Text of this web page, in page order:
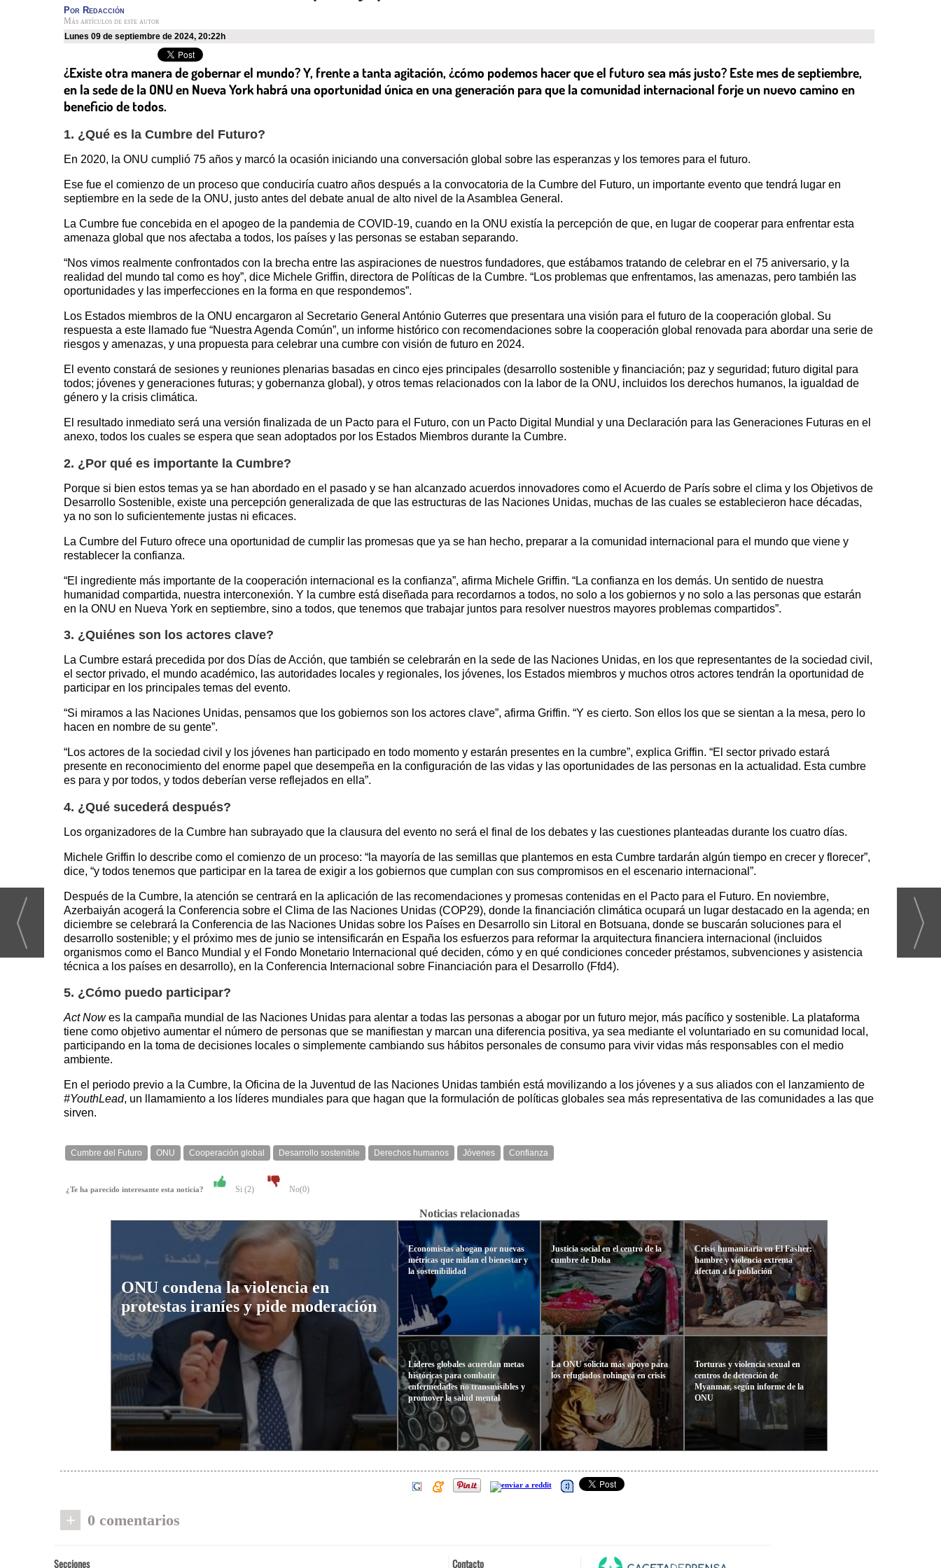
Por Redacción
Más artículos de este autor
lunes 09 de septiembre de 2024, 20:22h
¿Existe otra manera de gobernar el mundo? Y, frente a tanta agitación, ¿cómo podemos hacer que el futuro sea más justo? Este mes de septiembre,
en la sede de la ONU en Nueva York habrá una oportunidad única en una generación para que la comunidad internacional forje un nuevo camino en
beneficio de todos.
1. ¿Qué es la Cumbre del Futuro?
En 2020, la ONU cumplió 75 años y marcó la ocasión iniciando una conversación global sobre las esperanzas y los temores para el futuro.
Ese fue el comienzo de un proceso que conduciría cuatro años después a la convocatoria de la Cumbre del Futuro, un importante evento que tendrá lugar en
septiembre en la sede de la ONU, justo antes del debate anual de alto nivel de la Asamblea General.
La Cumbre fue concebida en el apogeo de la pandemia de COVID-19, cuando en la ONU existía la percepción de que, en lugar de cooperar para enfrentar esta
amenaza global que nos afectaba a todos, los países y las personas se estaban separando.
“Nos vimos realmente confrontados con la brecha entre las aspiraciones de nuestros fundadores, que estábamos tratando de celebrar en el 75 aniversario, y la
realidad del mundo tal como es hoy”, dice Michele Griffin, directora de Políticas de la Cumbre. “Los problemas que enfrentamos, las amenazas, pero también las
oportunidades y las imperfecciones en la forma en que respondemos”.
Los Estados miembros de la ONU encargaron al Secretario General António Guterres que presentara una visión para el futuro de la cooperación global. Su
respuesta a este llamado fue “Nuestra Agenda Común”, un informe histórico con recomendaciones sobre la cooperación global renovada para abordar una serie de
riesgos y amenazas, y una propuesta para celebrar una cumbre con visión de futuro en 2024.
El evento constará de sesiones y reuniones plenarias basadas en cinco ejes principales (desarrollo sostenible y financiación; paz y seguridad; futuro digital para
todos; jóvenes y generaciones futuras; y gobernanza global), y otros temas relacionados con la labor de la ONU, incluidos los derechos humanos, la igualdad de
género y la crisis climática.
El resultado inmediato será una versión finalizada de un Pacto para el Futuro, con un Pacto Digital Mundial y una Declaración para las Generaciones Futuras en el
anexo, todos los cuales se espera que sean adoptados por los Estados Miembros durante la Cumbre.
2. ¿Por qué es importante la Cumbre?
Porque si bien estos temas ya se han abordado en el pasado y se han alcanzado acuerdos innovadores como el Acuerdo de París sobre el clima y los Objetivos de
Desarrollo Sostenible, existe una percepción generalizada de que las estructuras de las Naciones Unidas, muchas de las cuales se establecieron hace décadas,
ya no son lo suficientemente justas ni eficaces.
La Cumbre del Futuro ofrece una oportunidad de cumplir las promesas que ya se han hecho, preparar a la comunidad internacional para el mundo que viene y
restablecer la confianza.
“El ingrediente más importante de la cooperación internacional es la confianza”, afirma Michele Griffin. “La confianza en los demás. Un sentido de nuestra
humanidad compartida, nuestra interconexión. Y la cumbre está diseñada para recordarnos a todos, no solo a los gobiernos y no solo a las personas que estarán
en la ONU en Nueva York en septiembre, sino a todos, que tenemos que trabajar juntos para resolver nuestros mayores problemas compartidos”.
3. ¿Quiénes son los actores clave?
La Cumbre estará precedida por dos Días de Acción, que también se celebrarán en la sede de las Naciones Unidas, en los que representantes de la sociedad civil,
el sector privado, el mundo académico, las autoridades locales y regionales, los jóvenes, los Estados miembros y muchos otros actores tendrán la oportunidad de
participar en los principales temas del evento.
“Si miramos a las Naciones Unidas, pensamos que los gobiernos son los actores clave”, afirma Griffin. “Y es cierto. Son ellos los que se sientan a la mesa, pero lo
hacen en nombre de su gente”.
“Los actores de la sociedad civil y los jóvenes han participado en todo momento y estarán presentes en la cumbre”, explica Griffin. “El sector privado estará
presente en reconocimiento del enorme papel que desempeña en la configuración de las vidas y las oportunidades de las personas en la actualidad. Esta cumbre
es para y por todos, y todos deberían verse reflejados en ella”.
4. ¿Qué sucederá después?
Los organizadores de la Cumbre han subrayado que la clausura del evento no será el final de los debates y las cuestiones planteadas durante los cuatro días.
Michele Griffin lo describe como el comienzo de un proceso: “la mayoría de las semillas que plantemos en esta Cumbre tardarán algún tiempo en crecer y florecer”,
dice, “y todos tenemos que participar en la tarea de exigir a los gobiernos que cumplan con sus compromisos en el escenario internacional”.
Después de la Cumbre, la atención se centrará en la aplicación de las recomendaciones y promesas contenidas en el Pacto para el Futuro. En noviembre,
Azerbaiyán acogerá la Conferencia sobre el Clima de las Naciones Unidas (COP29), donde la financiación climática ocupará un lugar destacado en la agenda; en
diciembre se celebrará la Conferencia de las Naciones Unidas sobre los Países en Desarrollo sin Litoral en Botsuana, donde se buscarán soluciones para el
desarrollo sostenible; y el próximo mes de junio se intensificarán en España los esfuerzos para reformar la arquitectura financiera internacional (incluidos
organismos como el Banco Mundial y el Fondo Monetario Internacional qué deciden, cómo y en qué condiciones conceder préstamos, subvenciones y asistencia
técnica a los países en desarrollo), en la Conferencia Internacional sobre Financiación para el Desarrollo (Ffd4).
5. ¿Cómo puedo participar?
Act Nowes la campaña mundial de las Naciones Unidas para alentar a todas las personas a abogar por un futuro mejor, más pacífico y sostenible. La plataforma
tiene como objetivo aumentar el número de personas que se manifiestan y marcan una diferencia positiva, ya sea mediante el voluntariado en su comunidad local,
participando en la toma de decisiones locales o simplemente cambiando sus hábitos personales de consumo para vivir vidas más responsables con el medio
ambiente.
En el periodo previo a la Cumbre, la Oficina de la Juventud de las Naciones Unidas también está movilizando a los jóvenes y a sus aliados con el lanzamiento de
#YouthLead, un llamamiento a los líderes mundiales para que hagan que la formulación de políticas globales sea más representativa de las comunidades a las que
sirven.
Cumbre del Futuro ONU Cooperación global Desarrollo sostenible Derechos humanos Jóvenes Confianza
¿Te ha parecido interesante esta noticia? Si (2) No(0)
Noticias relacionadas
ONU condena la violencia en
protestas iraníes y pide moderación
Economistas abogan por nuevas
métricas que midan el bienestar y
la sostenibilidad
Líderes globales acuerdan metas
históricas para combatir
enfermedades no transmisibles y
promover la salud mental
Justicia social en el centro de la
cumbre de Doha
La ONU solicita más apoyo para
los refugiados rohingya en crisis
Crisis humanitaria en El Fasher:
hambre y violencia extrema
afectan a la población
Torturas y violencia sexual en
centros de detención de
Myanmar, según informe de la
ONU
+ 0 comentarios
Contacto
Secciones